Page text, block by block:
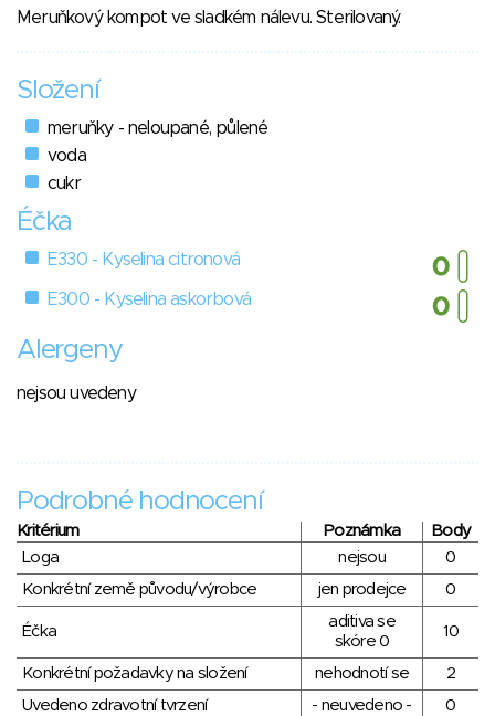
Meruňkový kompot ve sladkém nálevu. Sterilovaný.
Složení
meruňky - neloupané, půlené
voda
cukr
Éčka
E330 - Kyselina citronová
E300 - Kyselina askorbová
Alergeny
nejsou uvedeny
Podrobné hodnocení
Kritérium Poznámka
Body
Loga
nejsou
0
Konkrétní země původu/výrobce
jen prodejce 0
Éčka
aditiva se
skóre 0
10
Konkrétní požadavky na složení nehodnotí se
2
Uvedeno zdravotní tvrzení
- neuvedeno -
0